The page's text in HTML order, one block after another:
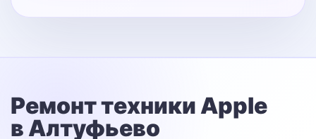
Ремонт техники Apple
в Алтуфьево